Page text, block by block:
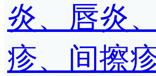
炎、唇炎
疹、间擦